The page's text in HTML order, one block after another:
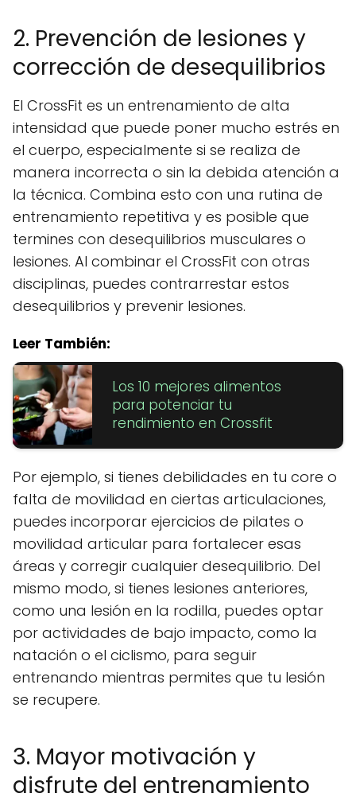
2. Prevención de lesiones y
corrección de desequilibrios
El CrossFit es un entrenamiento de alta
intensidad que puede poner mucho estrés en
el cuerpo, especialmente si se realiza de
manera incorrecta o sin la debida atención a
la técnica. Combina esto con una rutina de
entrenamiento repetitiva y es posible que
termines con desequilibrios musculares o
lesiones. Al combinar el CrossFit con otras
disciplinas, puedes contrarrestar estos
desequilibrios y prevenir lesiones.
Leer También:
Los 10 mejores alimentos
para potenciar tu
rendimiento en Crossfit
Por ejemplo, si tienes debilidades en tu core o
falta de movilidad en ciertas articulaciones,
puedes incorporar ejercicios de pilates o
movilidad articular para fortalecer esas
áreas y corregir cualquier desequilibrio. Del
mismo modo, si tienes lesiones anteriores,
como una lesión en la rodilla, puedes optar
por actividades de bajo impacto, como la
natación o el ciclismo, para seguir
entrenando mientras permites que tu lesión
se recupere.
3. Mayor motivación y
disfrute del entrenamiento